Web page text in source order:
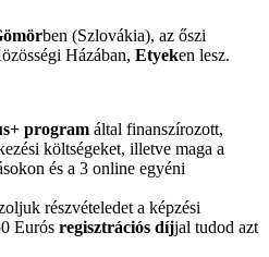
ben (Szlovákia), az őszi
Házában, Etyeken lesz.
program által finanszírozott,
költségeket, illetve maga a
és a 3 online egyéni
részvételedet a képzési
Eurós regisztrációs díjjal tudod azt